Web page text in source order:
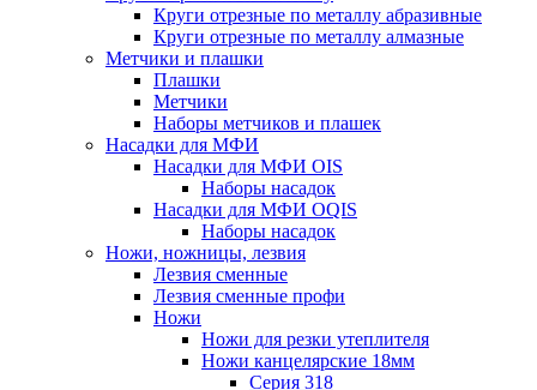
Круги отрезные по металлу абразивные
Круги отрезные по металлу алмазные
Метчики и плашки
Плашки
Метчики
Наборы метчиков и плашек
Насадки для МФИ
Насадки для МФИ OIS
Наборы насадок
Насадки для МФИ OQIS
Наборы насадок
Ножи, ножницы, лезвия
Лезвия сменные
Лезвия сменные профи
Ножи
Ножи для резки утеплителя
Ножи канцелярские 18мм
Серия 318